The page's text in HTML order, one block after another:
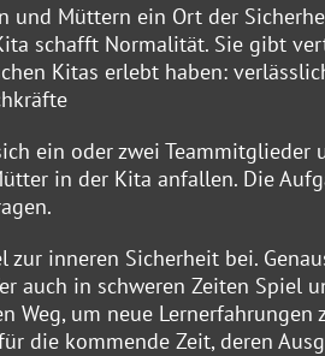
und Müttern ein Ort der
schafft Normalität. Sie gibt
Kitas erlebt haben:
ein oder zwei Teammitglieder
in der Kita anfallen. Die
zur inneren Sicherheit bei.
auch in schweren Zeiten Spiel
Weg, um neue Lernerfahrungen
die kommende Zeit, deren